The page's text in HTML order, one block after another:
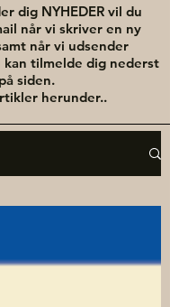
dig NYHEDER vil du
når vi skriver en ny
når vi udsender
kan tilmelde dig nederst
på siden.​
herunder..